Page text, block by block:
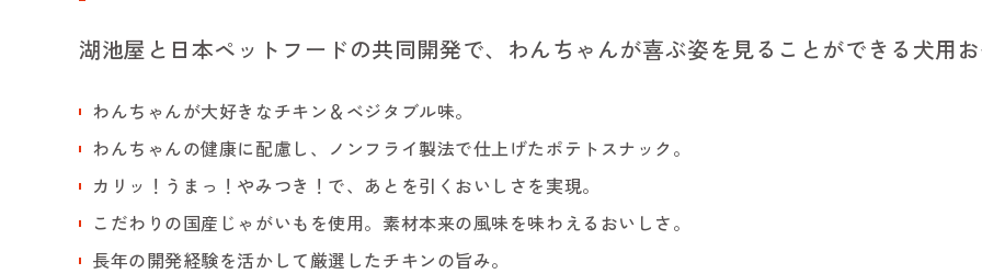
湖池屋と日本ペットフードの共同開発で、わんちゃんが喜ぶ姿を見ることができる犬用
わんちゃんが大好きなチキン＆ベジタブル味。
わんちゃんの健康に配慮し、ノンフライ製法で仕上げたポテトスナック。
カリッ！うまっ！やみつき！で、あとを引くおいしさを実現。
こだわりの国産じゃがいもを使用。素材本来の風味を味わえるおいしさ。
長年の開発経験を活かして厳選したチキンの旨み。